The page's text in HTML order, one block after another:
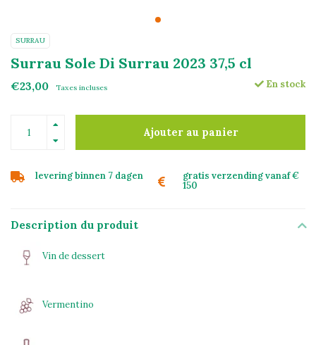
SURRAU
Surrau Sole Di Surrau 2023 37,5 cl
€23,00 Taxes incluses En stock
Ajouter au panier
levering binnen 7 dagen
gratis verzending vanaf €
150
Description du produit
Vin de dessert
Vermentino